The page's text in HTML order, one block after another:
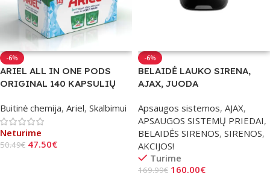
-6%
ARIEL ALL IN ONE PODS
ORIGINAL 140 KAPSULIŲ
Buitinė chemija, Ariel, Skalbimui
Neturime
50.49€ 47.50€
-6%
BELAIDĖ LAUKO SIRENA,
AJAX, JUODA
Apsaugos sistemos, AJAX,
APSAUGOS SISTEMŲ PRIEDAI,
BELAIDĖS SIRENOS, SIRENOS,
AKCIJOS!
Turime
169.99€ 160.00€